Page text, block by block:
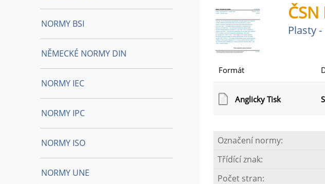
Plasty
Formát
Anglicky Tisk
Označení normy:
Třídící znak:
Počet stran:
NORMY BSI
NĚMECKÉ NORMY DIN
NORMY IEC
NORMY IPC
NORMY ISO
NORMY UNE